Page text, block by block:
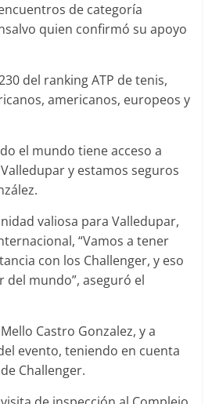
de categoría
quien confirmó su apoyo
del ranking ATP de tenis,
americanos, europeos y
el mundo tiene acceso a
y estamos seguros
valiosa para Valledupar,
“Vamos a tener
con los Challenger, y eso
mundo”, aseguró el
Castro Gonzalez, y a
evento, teniendo en cuenta
Challenger.